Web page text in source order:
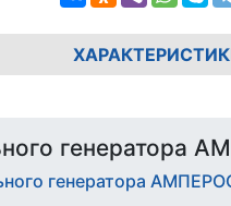
генератора
генератора